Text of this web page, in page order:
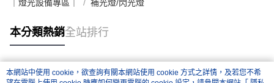
｜燈光設備專區｜ 補光燈/閃光燈
本分類熱銷全站排行
熱門標籤
本網站中使用 cookie，欲查詢有關本網站使用 cookie 方式之詳情，及若您不希